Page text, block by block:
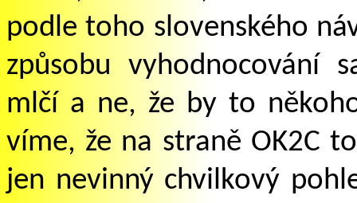
podle toho slovenského
způsobu vyhodnocování
mlčí a ne, že by to ně
víme, že na straně OK2C
jen nevinný chvilkový